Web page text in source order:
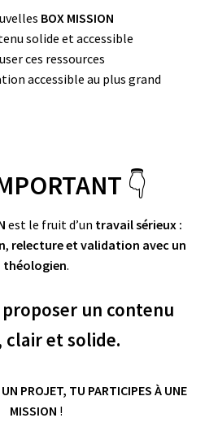
BOX MISSION
solide et accessible
ces ressources
accessible au plus grand
👇
est le fruit d’un travail sérieux :
, relecture et validation avec un
théologien.
proposer un contenu
clair et solide.
PROJET, TU PARTICIPES À UNE
MISSION !